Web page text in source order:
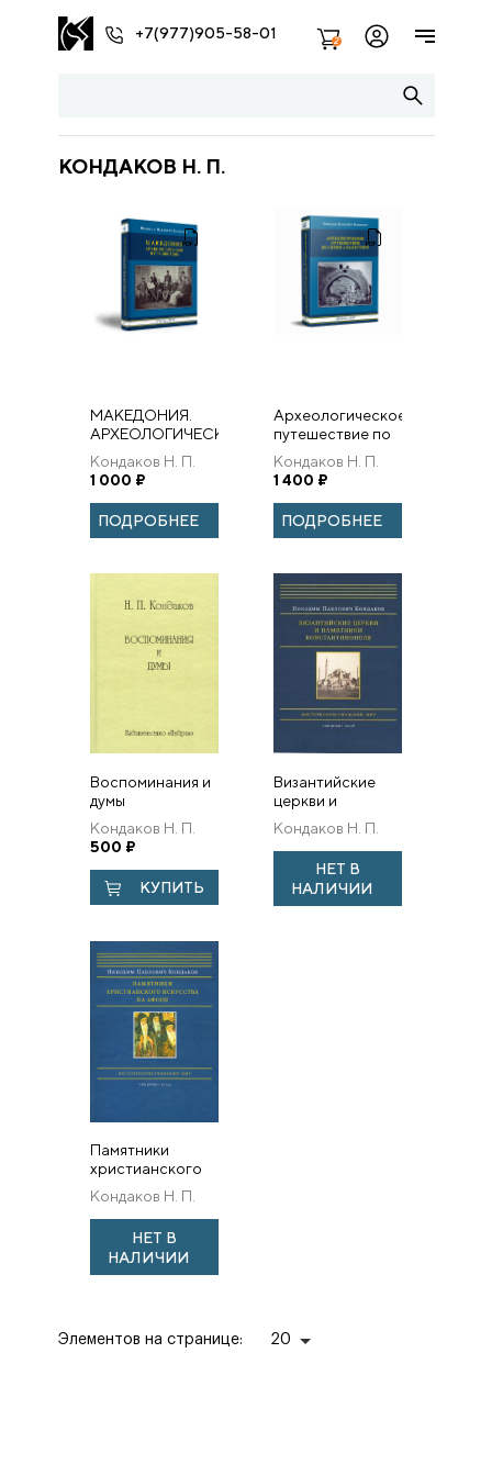
+7(977)905-58-01 2
КОНДАКОВ Н. П.
МАКЕДОНИЯ.
АРХЕОЛОГИЧЕСКОЕ
ПУТЕШЕСТВИЕ.
Кондаков Н. П.
1 000 ₽
ПОДРОБНЕЕ
Археологическое
путешествие по
Сирии и
Палестине.
Кондаков Н. П.
1 400 ₽
ПОДРОБНЕЕ
Воспоминания и
думы
Кондаков Н. П.
500 ₽
КУПИТЬ
Византийские
церкви и
памятники
Константинополя
Кондаков Н. П.
НЕТ В
НАЛИЧИИ
Памятники
христианского
искусства на
Афоне
Кондаков Н. П.
НЕТ В
НАЛИЧИИ
Элементов на странице: 20